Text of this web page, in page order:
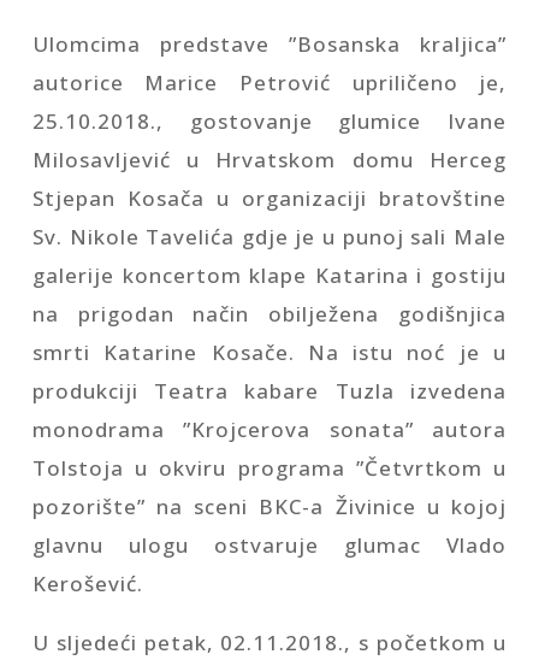
Ulomcima predstave ”Bosanska kraljica”
autorice Marice Petrović upriličeno je,
25.10.2018., gostovanje glumice Ivane
Milosavljević u Hrvatskom domu Herceg
Stjepan Kosača u organizaciji bratovštine
Sv. Nikole Tavelića gdje je u punoj sali Male
galerije koncertom klape Katarina i gostiju
na prigodan način obilježena godišnjica
smrti Katarine Kosače. Na istu noć je u
produkciji Teatra kabare Tuzla izvedena
monodrama ”Krojcerova sonata” autora
Tolstoja u okviru programa ”Četvrtkom u
pozorište” na sceni BKC-a Živinice u kojoj
glavnu ulogu ostvaruje glumac Vlado
Kerošević.
U sljedeći petak, 02.11.2018., s početkom u